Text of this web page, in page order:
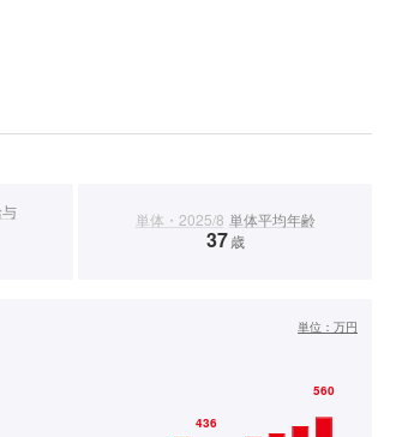
単体・2025/8 単体平均年齢
37 歳
単位： 万円